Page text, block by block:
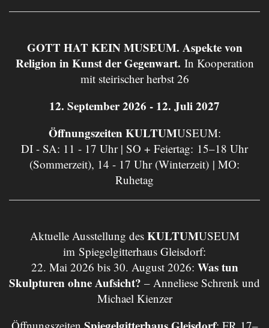
GOTT HAT KEIN MUSEUM. Aspekte von
Religion in Kunst der Gegenwart. In Kooperation
mit steirischer herbst 26
12. September 2026 - 12. Juli 2027
Öffnungszeiten KULTUMUSEUM:
DI - SA: 11 - 17 Uhr | SO + Feiertag: 15–18 Uhr
(Sommerzeit), 14 - 17 Uhr (Winterzeit) | MO:
Ruhetag
Aktuelle Ausstellung des KULTUMUSEUM
im Spiegelgitterhaus Gleisdorf:
22. Mai 2026 bis 30. August 2026: Was tun
Skulpturen ohne Aufsicht? – Anneliese Schrenk und
Michael Kienzer